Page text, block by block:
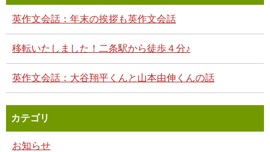
英作文会話：年末の挨拶も英作文会話
移転いたしました！二条駅から徒歩４分♪
英作文会話：大谷翔平くんと山本由伸くんの話
カテゴリ
お知らせ